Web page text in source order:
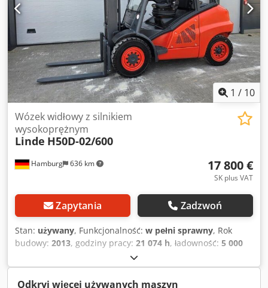
1 / 10
Hamburg 636 km
Wózek widłowy z silnikiem
wysokoprężnym
Linde H50D-02/600
17 800 €
SK plus VAT
Zapytania Zadzwoń
Stan: używany, Funkcjonalność: w pełni sprawny, Rok
budowy: 2013, godziny pracy: 21 074 h, ładowność: 5 000
4 000 mm
podnoszenia:1 960 mm, rodzaj paliwa:diesel, typ masztu:
duplex, wysokość konstrukcyjna:2 860 mm
Odkryj więcej używanych maszyn